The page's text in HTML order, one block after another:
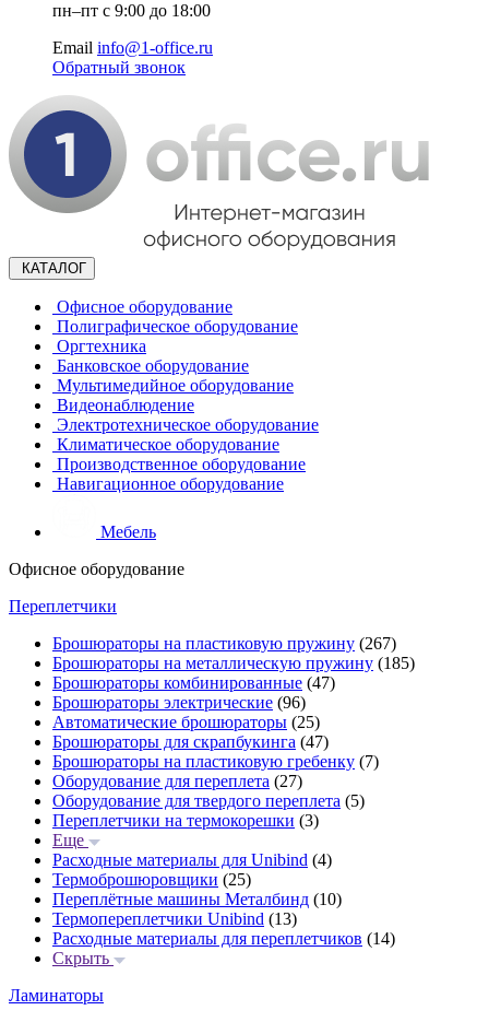
пн–пт с 9:00 до 18:00
Email info@1-office.ru
Обратный звонок
КАТАЛОГ
Офисное оборудование
Полиграфическое оборудование
Оргтехника
Банковское оборудование
Мультимедийное оборудование
Видеонаблюдение
Электротехническое оборудование
Климатическое оборудование
Производственное оборудование
Навигационное оборудование
Мебель
Офисное оборудование
Переплетчики
Брошюраторы на пластиковую пружину (267)
Брошюраторы на металлическую пружину (185)
Брошюраторы комбинированные (47)
Брошюраторы электрические (96)
Автоматические брошюраторы (25)
Брошюраторы для скрапбукинга (47)
Брошюраторы на пластиковую гребенку (7)
Оборудование для переплета (27)
Оборудование для твердого переплета (5)
Переплетчики на термокорешки (3)
Еще
Расходные материалы для Unibind (4)
Термоброшюровщики (25)
Переплётные машины Металбинд (10)
Термопереплетчики Unibind (13)
Расходные материалы для переплетчиков (14)
Скрыть
Ламинаторы